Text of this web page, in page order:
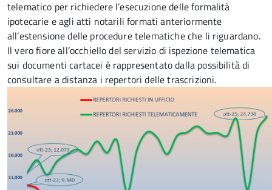
telematico per richiedere l’esecuzione delle formalità
ipotecarie e agli atti notarili formati anteriormente
all’estensione delle procedure telematiche che li riguardano.
Il vero fiore all’occhiello del servizio di ispezione telematica
sui documenti cartacei è rappresentato dalla possibilità di
consultare a distanza i repertori delle trascrizioni.